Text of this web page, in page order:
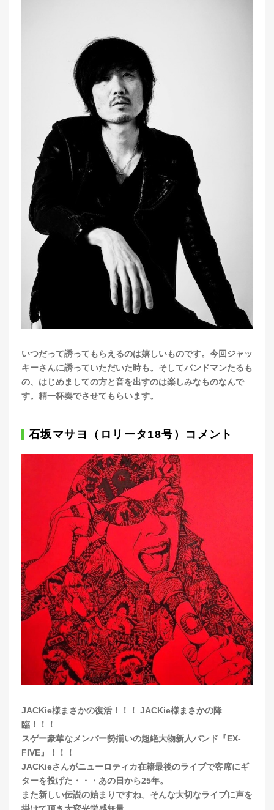
いつだって誘ってもらえるのは嬉しいものです。今回ジャッ
キーさんに誘っていただいた時も。そしてバンドマンたるも
の、はじめましての方と音を出すのは楽しみなものなんで
す。精一杯奏でさせてもらいます。
石坂マサヨ（ロリータ18号）コメント
JACKie様まさかの復活！！！ JACKie様まさかの降
臨！！！
スゲー豪華なメンバー勢揃いの超絶大物新人バンド『EX-
FIVE』！！！
JACKieさんがニューロティカ在籍最後のライブで客席にギ
ターを投げた・・・あの日から25年。
また新しい伝説の始まりですね。そんな大切なライブに声を